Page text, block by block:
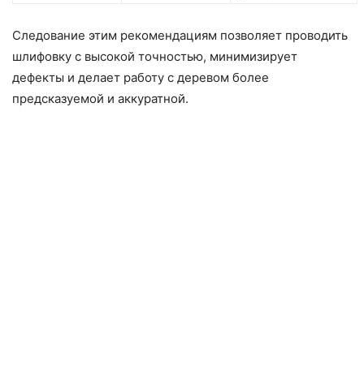
Следование этим рекомендациям позволяет проводить
шлифовку с высокой точностью, минимизирует
дефекты и делает работу с деревом более
предсказуемой и аккуратной.